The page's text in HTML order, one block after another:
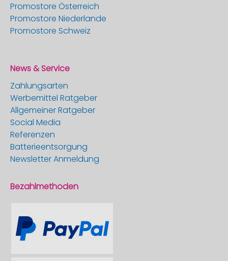
Promostore Österreich
Promostore Niederlande
Promostore Schweiz
News & Service
Zahlungsarten
Werbemittel Ratgeber
Allgemeiner Ratgeber
Social Media
Referenzen
Batterieentsorgung
Newsletter Anmeldung
Bezahlmethoden